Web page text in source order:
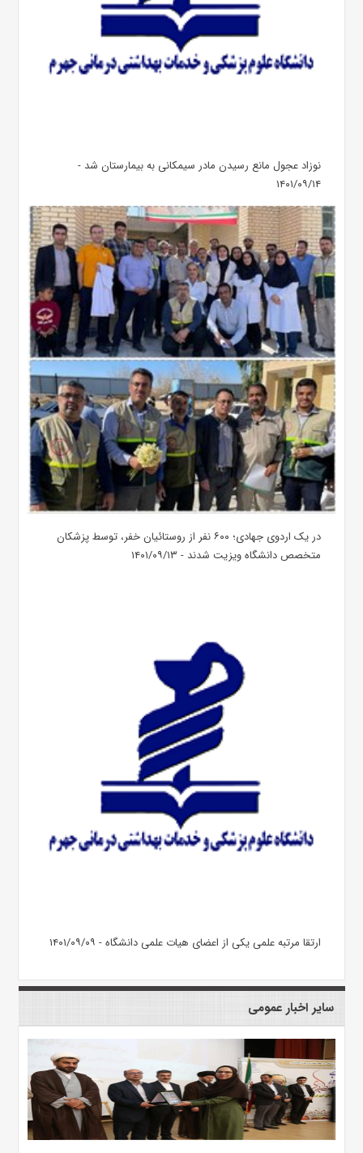
نوزاد عجول مانع رسیدن مادر سیمکانی به بیمارستان شد -
۱۴۰۱/۰۹/۱۴
در یک اردوی جهادی؛ ۶۰۰ نفر از روستائیان خفر، توسط پزشکان
متخصص دانشگاه ویزیت شدند - ۱۴۰۱/۰۹/۱۳
ارتقا مرتبه علمی یکی از اعضای هیات علمی دانشگاه - ۱۴۰۱/۰۹/۰۹
سایر اخبار عمومی